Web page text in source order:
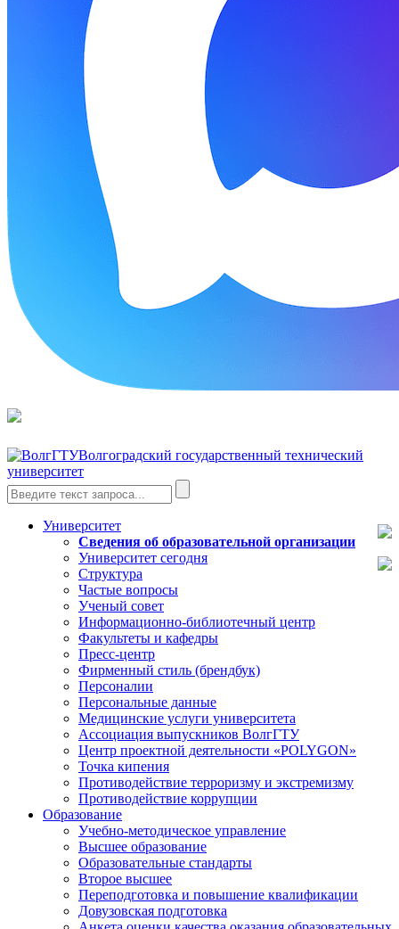
Волгоградский государственный технический
университет
Университет
Сведения об образовательной организации
Университет сегодня
Структура
Частые вопросы
Ученый совет
Информационно-библиотечный центр
Факультеты и кафедры
Пресс-центр
Фирменный стиль (брендбук)
Персоналии
Персональные данные
Медицинские услуги университета
Ассоциация выпускников ВолгГТУ
Центр проектной деятельности «POLYGON»
Точка кипения
Противодействие терроризму и экстремизму
Противодействие коррупции
Образование
Учебно-методическое управление
Высшее образование
Образовательные стандарты
Второе высшее
Переподготовка и повышение квалификации
Довузовская подготовка